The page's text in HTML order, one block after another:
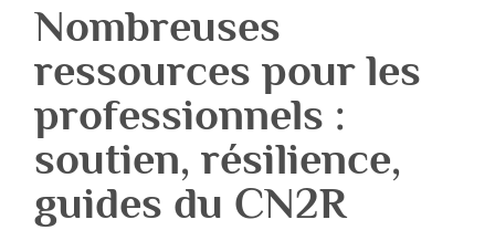
Nombreuses
ressources pour les
professionnels :
soutien, résilience,
guides du CN2R